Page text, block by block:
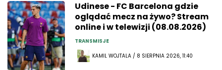
Udinese - FC Barcelona gdzie
oglądać mecz na żywo? Stream
online i w telewizji (08.08.2026)
TRANSMISJE
KAMIL WOJTALA / 8 SIERPNIA 2026, 11:40